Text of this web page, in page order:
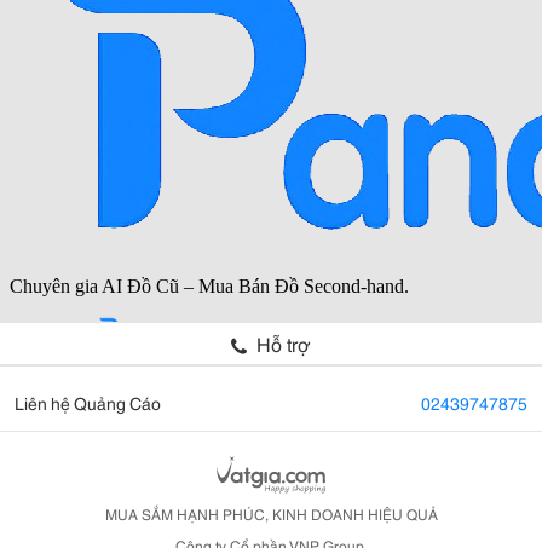
Hỗ trợ
Liên hệ Quảng Cáo 02439747875
MUA SẮM HẠNH PHÚC, KINH DOANH HIỆU QUẢ